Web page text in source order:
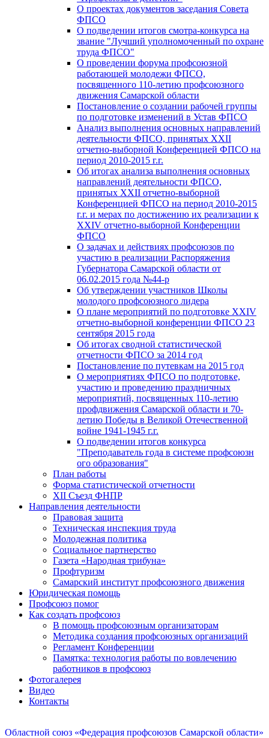
О проектах документов заседания Совета
ФПСО
О подведении итогов смотра-конкурса на
звание "Лучший уполномоченный по охране
труда ФПСО"
О проведении форума профсоюзной
работающей молодежи ФПСО,
посвященного 110-летию профсоюзного
движения Самарской области
Постановление о создании рабочей группы
по подготовке изменений в Устав ФПСО
Анализ выполнения основных направлений
деятельности ФПСО, принятых XXII
отчетно-выборной Конференцией ФПСО на
период 2010-2015 г.г.
Об итогах анализа выполнения основных
направлений деятельности ФПСО,
принятых XXII отчетно-выборной
Конференцией ФПСО на период 2010-2015
г.г. и мерах по достижению их реализации к
XXIV отчетно-выборной Конференции
ФПСО
О задачах и действиях профсоюзов по
участию в реализации Распоряжения
Губернатора Самарской области от
06.02.2015 года №44-р
Об утверждении участников Школы
молодого профсоюзного лидера
О плане мероприятий по подготовке XXIV
отчетно-выборной конференции ФПСО 23
сентября 2015 года
Об итогах сводной статистической
отчетности ФПСО за 2014 год
Постановление по путевкам на 2015 год
О мероприятиях ФПСО по подготовке,
участию и проведению праздничных
мероприятий, посвященных 110-летию
профдвижения Самарской области и 70-
летию Победы в Великой Отечественной
войне 1941-1945 г.г.
О подведении итогов конкурса
"Преподаватель года в системе профсоюзн
ого образования"
План работы
Форма статистической отчетности
XII Съезд ФНПР
Направления деятельности
Правовая защита
Техническая инспекция труда
Молодежная политика
Социальное партнерство
Газета «Народная трибуна»
Профтуризм
Самарский институт профсоюзного движения
Юридическая помощь
Профсоюз помог
Как создать профсоюз
В помощь профсоюзным организаторам
Методика создания профсоюзных организаций
Регламент Конференции
Памятка: технология работы по вовлечению
работников в профсоюз
Фотогалерея
Видео
Контакты
Областной союз «Федерация профсоюзов Самарской области»